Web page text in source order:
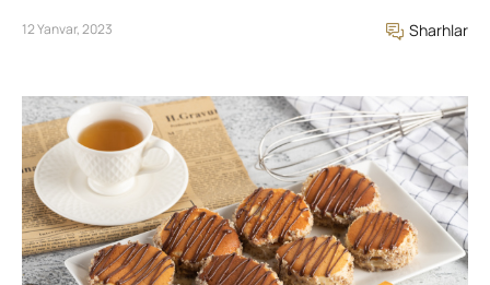
12 Yanvar, 2023 Sharhlar